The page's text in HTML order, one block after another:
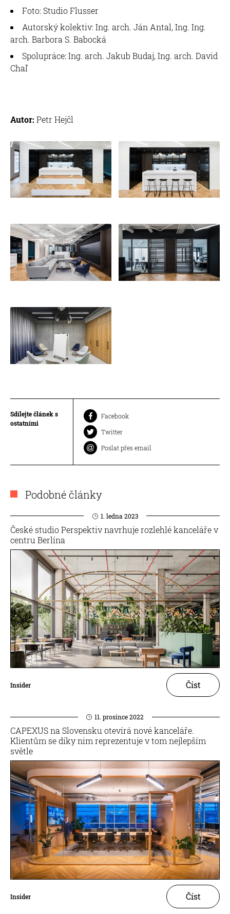
Foto: Studio Flusser
Autorský kolektiv: Ing. arch. Ján Antal, Ing. Ing.
arch. Barbora S. Babocká
Spolupráce: Ing. arch. Jakub Budaj, Ing. arch. David
Chaľ
Autor: Petr Hejčl
Sdílejte článek s
ostatními
Facebook
Twitter
Poslat přes email
Podobné články
1. ledna 2023
České studio Perspektiv navrhuje rozlehlé kanceláře v
centru Berlína
Insider Číst
11. prosince 2022
CAPEXUS na Slovensku otevírá nové kanceláře.
Klientům se díky nim reprezentuje v tom nejlepším
světle
Insider Číst